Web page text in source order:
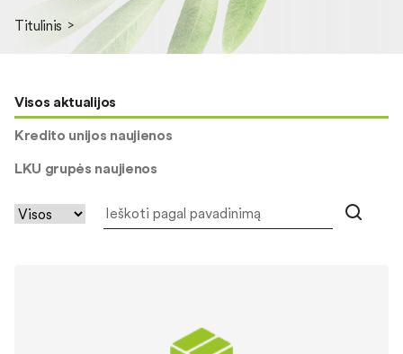
Titulinis
Visos aktualijos
Kredito unijos naujienos
LKU grupės naujienos